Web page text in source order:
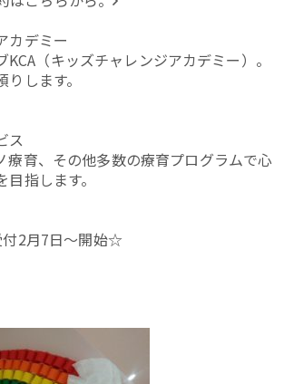
カデミー
（キッズチャレンジアカデミー）。
します。
ス
療育、その他多数の療育プログラムで心
指します。
2月7日〜開始☆